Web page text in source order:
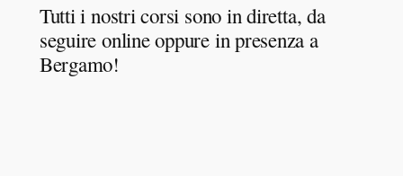
Tutti i nostri corsi sono in diretta, da
seguire online oppure in presenza a
Bergamo!